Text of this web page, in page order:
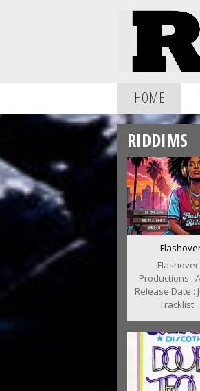
HOME
RIDDIMS
Productions :
Release Date :
Tracklist :